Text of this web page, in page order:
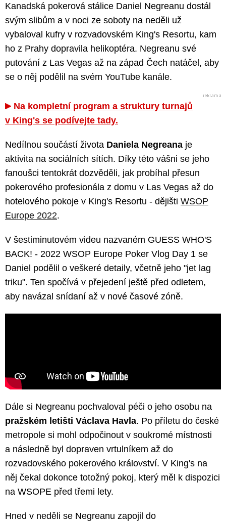
Kanadská pokerová stálice Daniel Negreanu dostál
svým slibům a v noci ze soboty na neděli už
vybaloval kufry v rozvadovském King's Resortu, kam
ho z Prahy dopravila helikoptéra. Negreanu své
putování z Las Vegas až na západ Čech natáčel, aby
se o něj podělil na svém YouTube kanále.
Na kompletní program a struktury turnajů
v King's se podívejte tady.
Nedílnou součástí života Daniela Negreana je
aktivita na sociálních sítích. Díky této vášni se jeho
fanoušci tentokrát dozvěděli, jak probíhal přesun
pokerového profesionála z domu v Las Vegas až do
hotelového pokoje v King's Resortu - dějišti WSOP
Europe 2022.
V šestiminutovém videu nazvaném GUESS WHO'S
BACK! - 2022 WSOP Europe Poker Vlog Day 1 se
Daniel podělil o veškeré detaily, včetně jeho "jet lag
triku". Ten spočívá v přejedení ještě před odletem,
aby navázal snídaní až v nové časové zóně.
Dále si Negreanu pochvaloval péči o jeho osobu na
pražském letišti Václava Havla. Po příletu do české
metropole si mohl odpočinout v soukromé místnosti
a následně byl dopraven vrtulníkem až do
rozvadovského pokerového království. V King's na
něj čekal dokonce totožný pokoj, který měl k dispozici
na WSOPE před třemi lety.
Hned v neděli se Negreanu zapojil do